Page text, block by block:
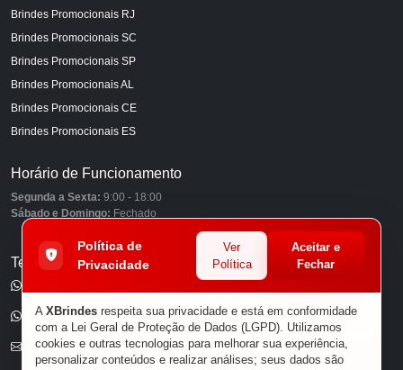
Brindes Promocionais RJ
Brindes Promocionais SC
Brindes Promocionais SP
Brindes Promocionais AL
Brindes Promocionais CE
Brindes Promocionais ES
Horário de Funcionamento
Segunda a Sexta: 9:00 - 18:00
Sábado e Domingo: Fechado
Telefones
(11) 96585-7462
E-mail
Política de
Privacidade
Ver
Política
Aceitar e
Fechar
A XBrindes respeita sua privacidade e está em conformidade
com a Lei Geral de Proteção de Dados (LGPD). Utilizamos
cookies e outras tecnologias para melhorar sua experiência,
personalizar conteúdos e realizar análises; seus dados são